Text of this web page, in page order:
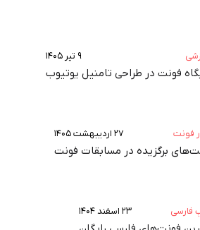
۹ تیر ۱۴۰۵
فونت در طراحی تامنیل یوتیوب
فونت ۲۷ اردیبهشت ۱۴۰۵
برگزیده در مسابقات فونت
فارسی ۲۳ اسفند ۱۴۰۴